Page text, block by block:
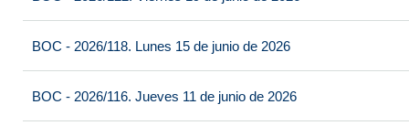
BOC - 2026/118. Lunes 15 de junio de 2026
BOC - 2026/116. Jueves 11 de junio de 2026